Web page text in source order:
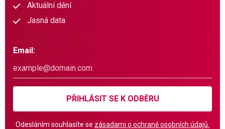
Aktuální dění
Jasná data
Email:
PŘIHLÁSIT SE K ODBĚRU
Odesláním souhlasíte se zásadami o ochraně osobních údajů.